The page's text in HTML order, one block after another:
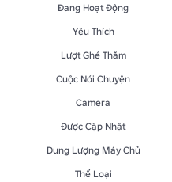
Đang Hoạt Động
Yêu Thích
Lượt Ghé Thăm
Cuộc Nói Chuyện
Camera
Được Cập Nhật
Dung Lượng Máy Chủ
Thể Loại